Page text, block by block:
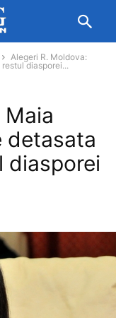
Alegeri R. Moldova:
diasporei...
detasata
diasporei